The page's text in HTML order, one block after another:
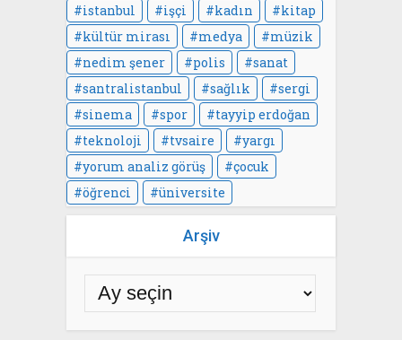
istanbul
işçi kadın
kitap
kültür mirası
medya
müzik
nedim şener
polis
sanat
santralistanbul
sağlık
sergi
sinema
spor
tayyip erdoğan
teknoloji
tvsaire
yargı
yorum analiz görüş
çocuk
öğrenci
üniversite
Arşiv